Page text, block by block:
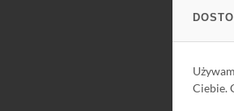
Ciebie.